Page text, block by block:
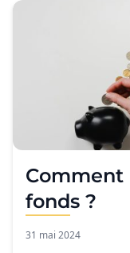
Comment
fonds ?
31 mai 2024